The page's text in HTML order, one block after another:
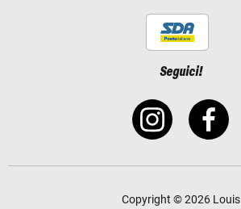
Seguici!
Copyright © 2026 Louis